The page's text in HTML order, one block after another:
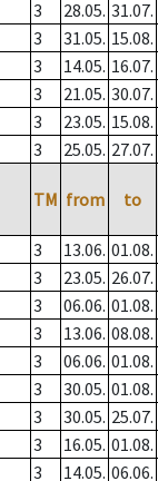
3 28.05. 31.07.
3 31.05. 15.08.
3 14.05. 16.07.
3 21.05. 30.07.
3 23.05. 15.08.
3 25.05. 27.07.
TM from to
3 13.06. 01.08.
3 23.05. 26.07.
3 06.06. 01.08.
3 13.06. 08.08.
3 06.06. 01.08.
3 30.05. 01.08.
3 30.05. 25.07.
3 16.05. 01.08.
3 14.05. 06.06.